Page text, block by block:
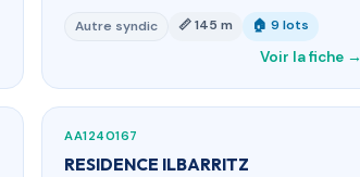
Autre syndic 📏 145 m 🏠 9 lots
Voir la fiche →
AA1240167
RESIDENCE ILBARRITZ